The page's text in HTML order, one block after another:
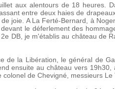
aux alentours de 18 heures.
entre deux haies de
joie. A La Ferté-Bernard, à
le déferlement des
DB, je m'établis au château de
de la Libération, le général de
ensuite au château vers
de Chevigné, messieurs Le